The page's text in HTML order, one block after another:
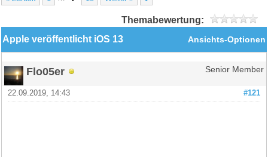
Themabewertung:
Ansichts-Optionen
Apple veröffentlicht iOS 13
Flo05er Senior Member
#121
22.09.2019, 14:43